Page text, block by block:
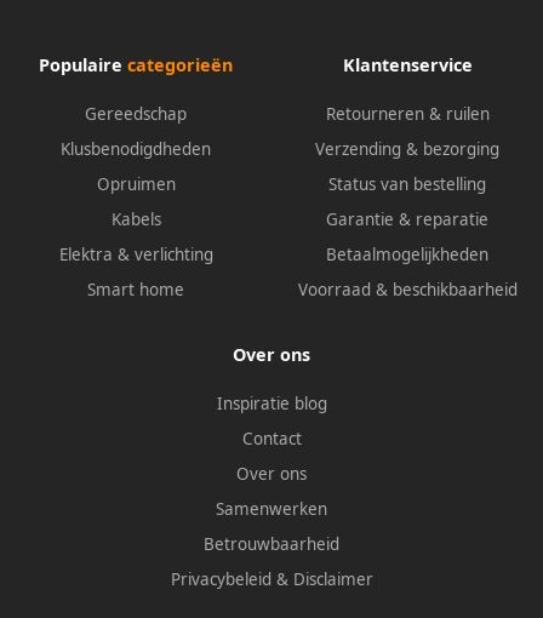
Populaire categorieën
Gereedschap
Klusbenodigdheden
Opruimen
Kabels
Elektra & verlichting
Smart home
Klantenservice
Retourneren & ruilen
Verzending & bezorging
Status van bestelling
Garantie & reparatie
Betaalmogelijkheden
Voorraad & beschikbaarheid
Over ons
Inspiratie blog
Contact
Over ons
Samenwerken
Betrouwbaarheid
Privacybeleid & Disclaimer